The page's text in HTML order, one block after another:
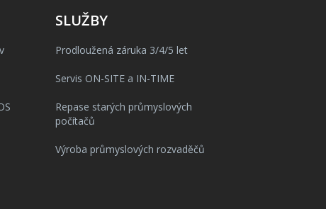
SLUŽBY
Prodloužená záruka 3/4/5 let
Servis ON-SITE a IN-TIME
Repase starých průmyslových
počítačů
Výroba průmyslových rozvaděčů